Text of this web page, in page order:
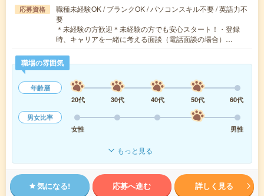
応募資格
職種未経験OK / ブランクOK / パソコンスキル不要 / 英語力不
要
＊未経験の方歓迎＊未経験の方でも安心スタート！・登録
時、キャリアを一緒に考える面談（電話面談の場合）…
職場の雰囲気
年齢層
20代
30代 40代 50代
60代
男女比率
女性
男性
もっと見る
気になる! 応募へ進む 詳しく見る